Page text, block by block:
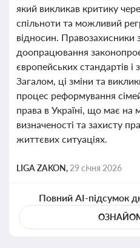
який викликав критику
спільноти та можливий
відносин. Правозахисники
доопрацювання
європейських стандартів і
Загалом, ці зміни та
процес реформування
права в Україні, що має на
визначеності та захисту
життєвих ситуаціях.
LIGA ZAKON, 29 січня 2026
Повний AI-підсумок